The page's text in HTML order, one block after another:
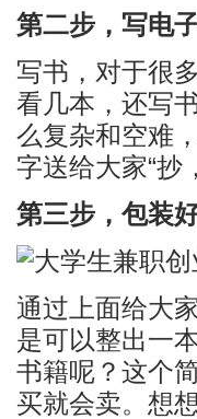
第二步，写电
写书，对于很
看几本，还写
么复杂和空难
字送给大家“抄
第三步，包装
通过上面给大
是可以整出一
书籍呢？这个
买就会卖。想